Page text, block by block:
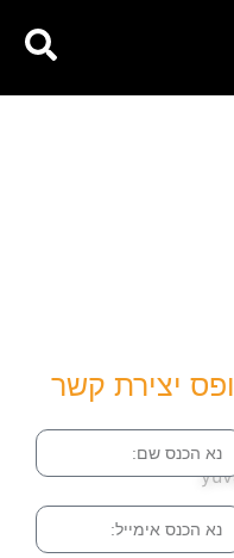
יצירת קשר